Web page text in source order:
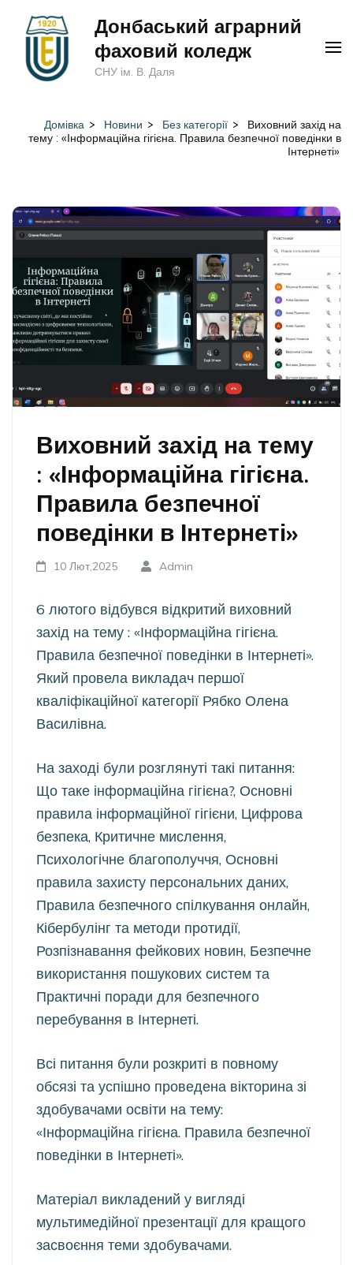
(натисніть
Донбаський аграрний
фаховий коледж
СНУ ім. В. Даля
Домівка > Новини > Без категорії >
Виховний захід на
тему : «Інформаційна гігієна. Правила безпечної поведінки в
Інтернеті»
Виховний захід на тему
: «Інформаційна гігієна.
Правила безпечної
поведінки в Інтернеті»
10 Лют,2025 Admin
6 лютого відбувся відкритий виховний
захід на тему : «Інформаційна гігієна.
Правила безпечної поведінки в Інтернеті».
Який провела викладач першої
кваліфікаційної категорії Рябко Олена
Василівна.
На заході були розглянуті такі питання:
Що таке інформаційна гігієна?, Основні
правила інформаційної гігієни, Цифрова
безпека, Критичне мислення,
Психологічне благополуччя, Основні
правила захисту персональних даних,
Правила безпечного спілкування онлайн,
Кібербулінг та методи протидії,
Розпізнавання фейкових новин, Безпечне
використання пошукових систем та
Практичні поради для безпечного
перебування в Інтернеті.
Всі питання були розкриті в повному
обсязі та успішно проведена вікторина зі
здобувачами освіти на тему:
«Інформаційна гігієна. Правила безпечної
поведінки в Інтернеті».
Матеріал викладений у вигляді
мультимедійної презентації для кращого
засвоєння теми здобувачами.